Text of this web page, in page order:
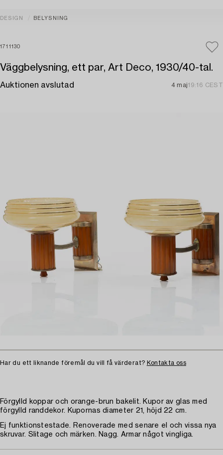
DESIGN BELYSNING
1711130
Väggbelysning, ett par, Art Deco, 1930/40-tal.
Auktionen avslutad 4 maj19:16 CEST
Har du ett liknande föremål du vill få värderat? Kontakta oss
Förgylld koppar och orange-brun bakelit. Kupor av glas med
förgylld randdekor. Kupornas diameter 21, höjd 22 cm.
Ej funktionstestade. Renoverade med senare el och vissa nya
skruvar. Slitage och märken. Nagg. Armar något vingliga.